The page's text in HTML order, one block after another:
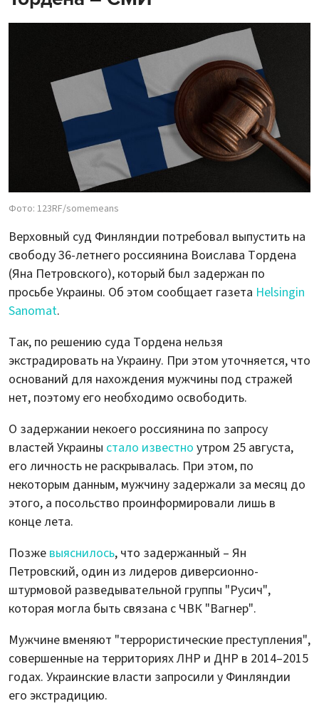
Фото: 123RF/somemeans
Верховный суд Финляндии потребовал выпустить на
свободу 36-летнего россиянина Воислава Тордена
(Яна Петровского), который был задержан по
просьбе Украины. Об этом сообщает газета Helsingin
Sanomat.
Так, по решению суда Тордена нельзя
экстрадировать на Украину. При этом уточняется, что
оснований для нахождения мужчины под стражей
нет, поэтому его необходимо освободить.
О задержании некоего россиянина по запросу
властей Украины стало известно утром 25 августа,
его личность не раскрывалась. При этом, по
некоторым данным, мужчину задержали за месяц до
этого, а посольство проинформировали лишь в
конце лета.
Позже выяснилось, что задержанный – Ян
Петровский, один из лидеров диверсионно-
штурмовой разведывательной группы "Русич",
которая могла быть связана с ЧВК "Вагнер".
Мужчине вменяют "террористические преступления",
совершенные на территориях ЛНР и ДНР в 2014–2015
годах. Украинские власти запросили у Финляндии
его экстрадицию.